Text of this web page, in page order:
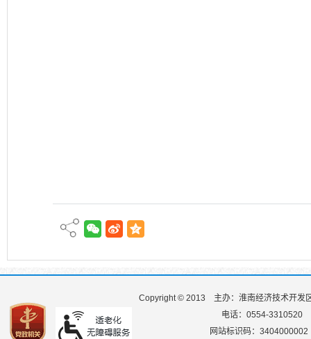
Copyright © 2013
主办：淮南经济技术开发
电话：0554-3310520
网站标识码：3404000002